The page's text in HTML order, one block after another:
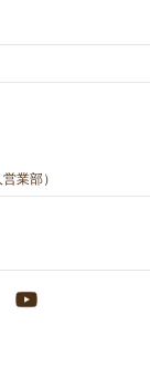
業部）